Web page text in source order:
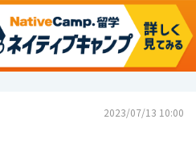
2023/07/13 10:00